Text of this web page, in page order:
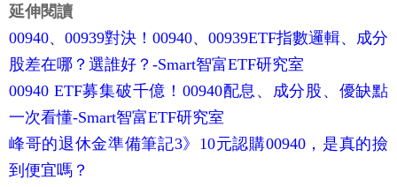
延伸閱讀
00940、00939對決！00940、00939ETF指數邏輯、成分
股差在哪？選誰好？-Smart智富ETF研究室
00940 ETF募集破千億！00940配息、成分股、優缺點
一次看懂-Smart智富ETF研究室
峰哥的退休金準備筆記3》10元認購00940，是真的撿
到便宜嗎？